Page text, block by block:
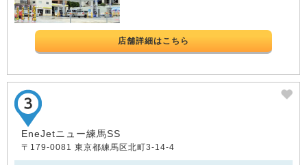
店舗詳細はこちら
EneJetニュー練馬SS
〒179-0081 東京都練馬区北町3-14-4